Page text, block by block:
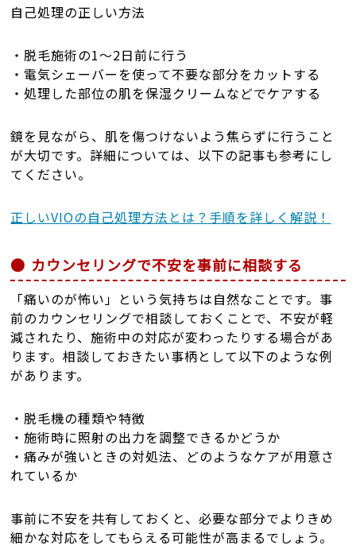
自己処理の正しい方法
・脱毛施術の1～2日前に行う
・電気シェーバーを使って不要な部分をカットする
・処理した部位の肌を保湿クリームなどでケアする
鏡を見ながら、肌を傷つけないよう焦らずに行うこと
が大切です。詳細については、以下の記事も参考にし
てください。
正しいVIOの自己処理方法とは？手順を詳しく解説！
カウンセリングで不安を事前に相談する
「痛いのが怖い」という気持ちは自然なことです。事
前のカウンセリングで相談しておくことで、不安が軽
減されたり、施術中の対応が変わったりする場合があ
ります。相談しておきたい事柄として以下のような例
があります。
・脱毛機の種類や特徴
・施術時に照射の出力を調整できるかどうか
・痛みが強いときの対処法、どのようなケアが用意さ
れているか
事前に不安を共有しておくと、必要な部分でよりきめ
細かな対応をしてもらえる可能性が高まるでしょう。